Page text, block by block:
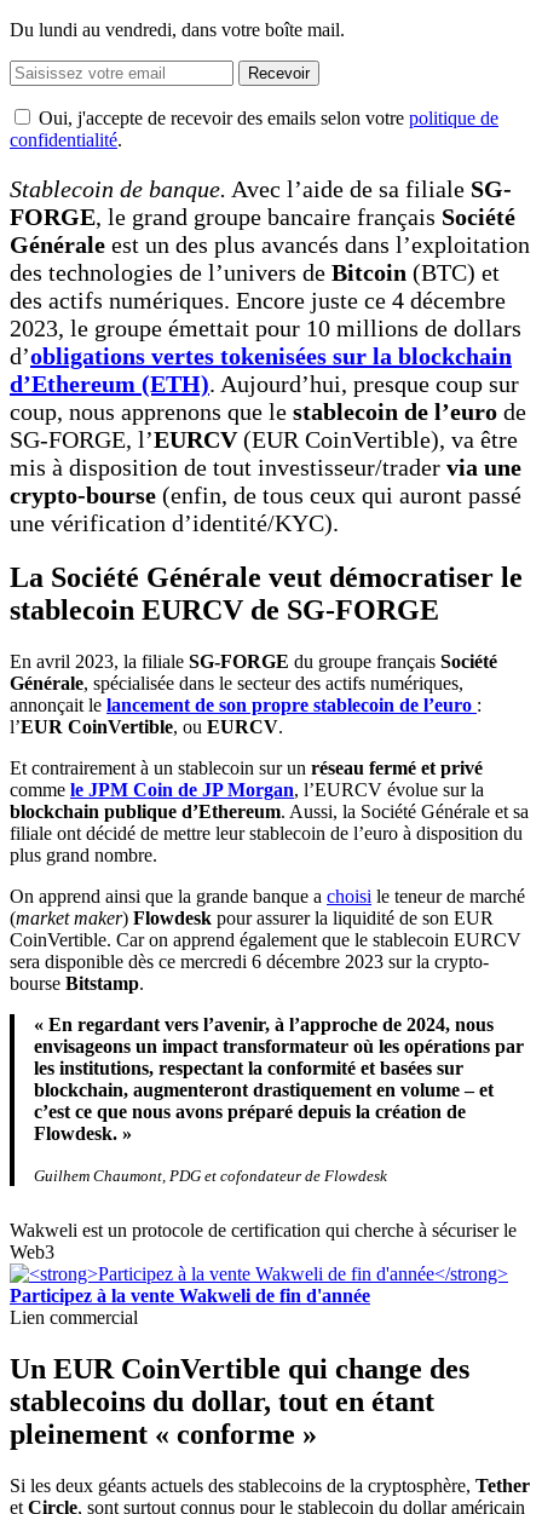
Du lundi au vendredi, dans votre boîte mail.
Recevoir
Oui, j'accepte de recevoir des emails selon votre politique de
confidentialité.
Stablecoin de banque. Avec l’aide de sa filiale SG-
FORGE, le grand groupe bancaire français Société
Générale est un des plus avancés dans l’exploitation
des technologies de l’univers de Bitcoin (BTC) et
des actifs numériques. Encore juste ce 4 décembre
2023, le groupe émettait pour 10 millions de dollars
d’obligations vertes tokenisées sur la blockchain
d’Ethereum (ETH). Aujourd’hui, presque coup sur
coup, nous apprenons que le stablecoin de l’euro de
SG-FORGE, l’EURCV(EUR CoinVertible), va être
mis à disposition de tout investisseur/trader via une
crypto-bourse (enfin, de tous ceux qui auront passé
une vérification d’identité/KYC).
La Société Générale veut démocratiser le
stablecoin EURCV de SG-FORGE
En avril 2023, la filiale SG-FORGE du groupe français Société
Générale, spécialisée dans le secteur des actifs numériques,
annonçait le lancement de son propre stablecoin de l’euro :
l’EUR CoinVertible, ou EURCV.
Et contrairement à un stablecoin sur un réseau fermé et privé
comme le JPM Coin de JP Morgan, l’EURCV évolue sur la
blockchain publique d’Ethereum. Aussi, la Société Générale et sa
filiale ont décidé de mettre leur stablecoin de l’euro à disposition du
plus grand nombre.
On apprend ainsi que la grande banque a choisi le teneur de marché
(market maker) Flowdesk pour assurer la liquidité de son EUR
CoinVertible. Car on apprend également que le stablecoin EURCV
sera disponible dès ce mercredi 6 décembre 2023 sur la crypto-
bourse Bitstamp.
« En regardant vers l’avenir, à l’approche de 2024, nous
envisageons un impact transformateur où les opérations par
les institutions, respectant la conformité et basées sur
blockchain, augmenteront drastiquement en volume – et
c’est ce que nous avons préparé depuis la création de
Flowdesk. »
Guilhem Chaumont, PDG et cofondateur de Flowdesk
Wakweli est un protocole de certification qui cherche à sécuriser le
Web3
Participez à la vente Wakweli de fin d'année
Lien commercial
Un EUR CoinVertible qui change des
stablecoins du dollar, tout en étant
pleinement « conforme »
Si les deux géants actuels des stablecoins de la cryptosphère, Tether
et Circle, sont surtout connus pour le stablecoin du dollar américain